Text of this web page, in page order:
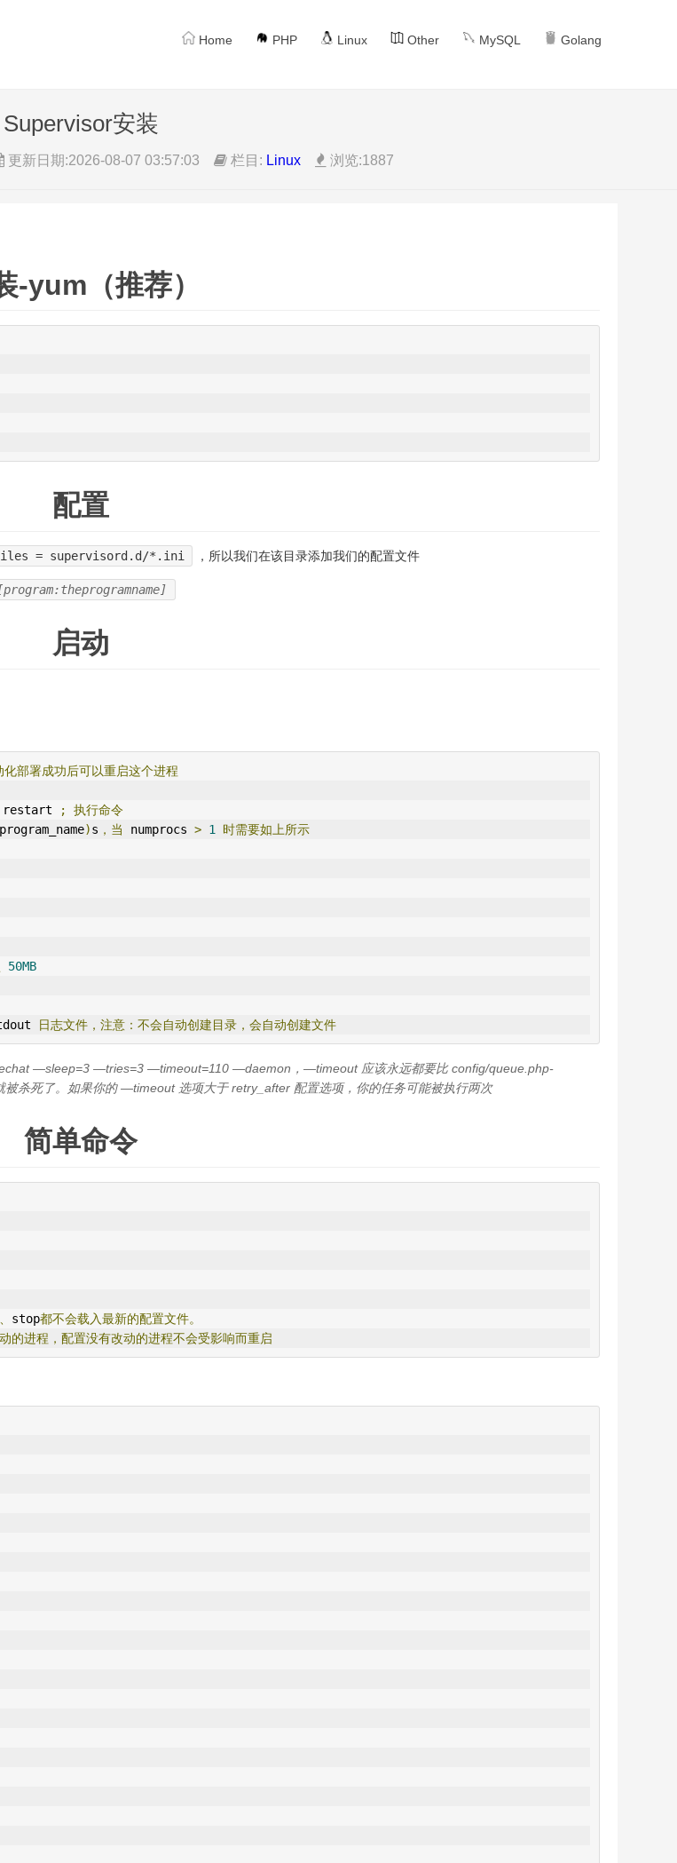
Home PHP Linux Other MySQL Golang
Supervisor安装
更新日期:2026-08-07 03:57:03 栏目: Linux 浏览:1887
-yum（推荐）
配置
= supervisord.d/*.ini ，所以我们在该目录添加我们的配置文件
启动
部署成功后可以重启这个进程
restart ;
执行命令
program_name)s ，当 numprocs > 1
时需要如上所示
50MB
日志文件，注意：不会自动创建目录，会自动创建文件
—sleep=3 —tries=3 —timeout=110 —daemon，—timeout 应该永远都要比 config/queue.php-
杀死了。如果你的 —timeout 选项大于 retry_after 配置选项，你的任务可能被执行两次
简单命令
stop都不会载入最新的配置文件。
的进程，配置没有改动的进程不会受影响而重启